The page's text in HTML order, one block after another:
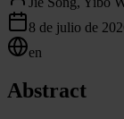
8 de julio de
en
Abstract